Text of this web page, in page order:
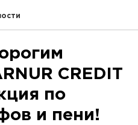
CREDIT
по
и пени!